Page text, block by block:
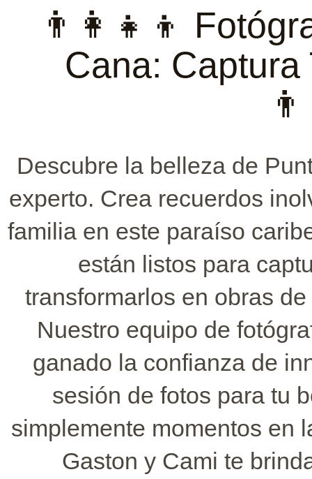
👨‍👩‍👧‍👦
Cana:
Descubre la belleza de
experto. Crea recuerdos
familia en este paraíso
están listos para
transformarlos en obras
Nuestro equipo de
ganado la confianza de
sesión de fotos para tu
simplemente momentos en
Gaston y Cami te